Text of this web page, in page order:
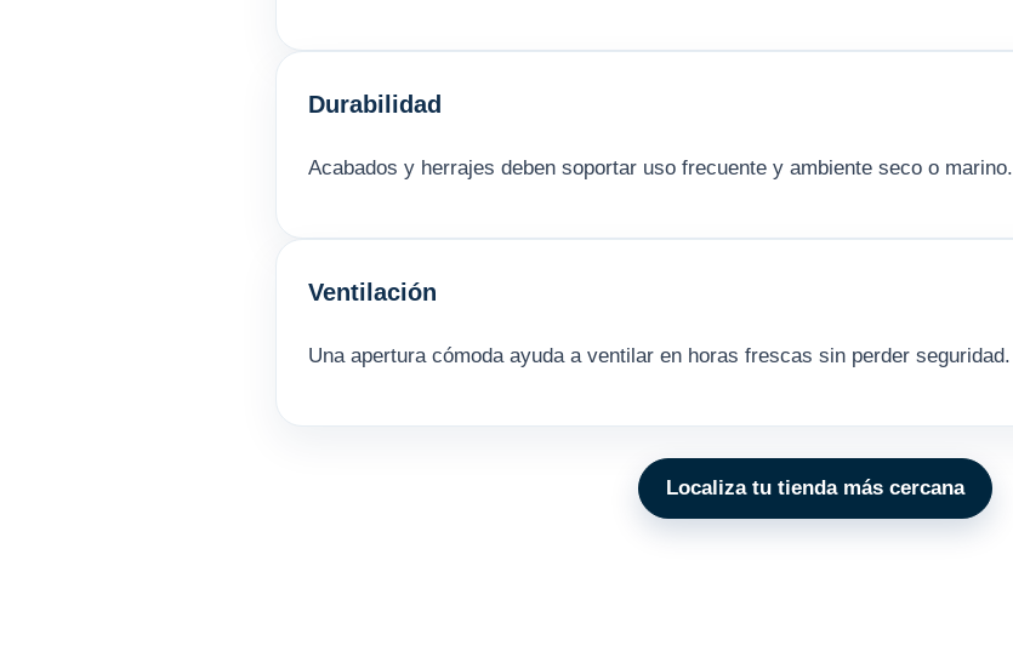
Durabilidad
Acabados y herrajes deben soportar uso frecuente y ambiente seco o marino.
Ventilación
Una apertura cómoda ayuda a ventilar en horas frescas sin perder seguridad.
Localiza tu tienda más cercana